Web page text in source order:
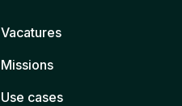
Vacatures
Missions
Use cases